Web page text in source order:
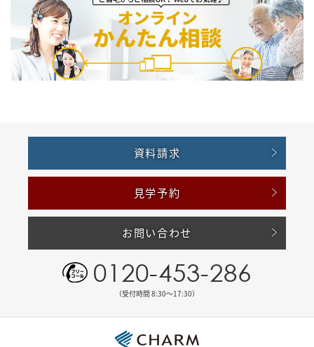
資料請求
見学予約
お問い合わせ
0120-453-286
（受付時間 8:30〜17:30）